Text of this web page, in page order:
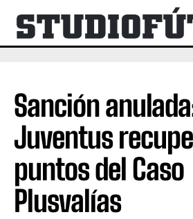
Sanción
Juventus
puntos del Caso
Plusvalías